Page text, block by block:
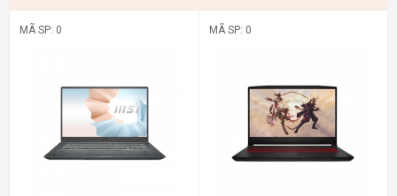
MÃ SP: 0 MÃ SP: 0